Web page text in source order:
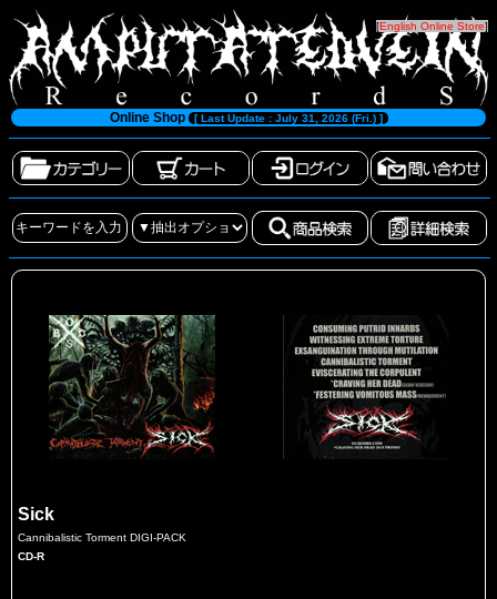
[English Online Store]
Online Shop [ Last Update : July 31, 2026 (Fri.) ]
Sick
Cannibalistic Torment DIGI-PACK
CD-R